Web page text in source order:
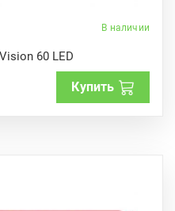
В наличии
60 LED
Купить